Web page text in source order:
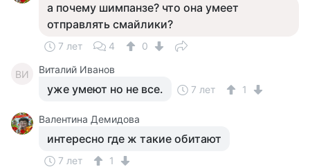
а почему шимпанзе? что она умеет
отправлять смайлики?
7 лет 4 0
ВИ Виталий Иванов
уже умеют но не все. 7 лет 1
Валентина Демидова
интересно где ж такие обитают
7 лет 1